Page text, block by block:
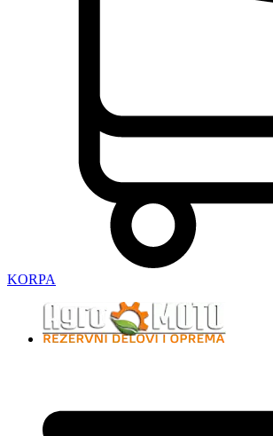
KORPA